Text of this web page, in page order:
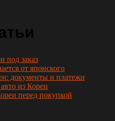
под заказ
от японского
документы и платежи
из Кореи
перед покупкой